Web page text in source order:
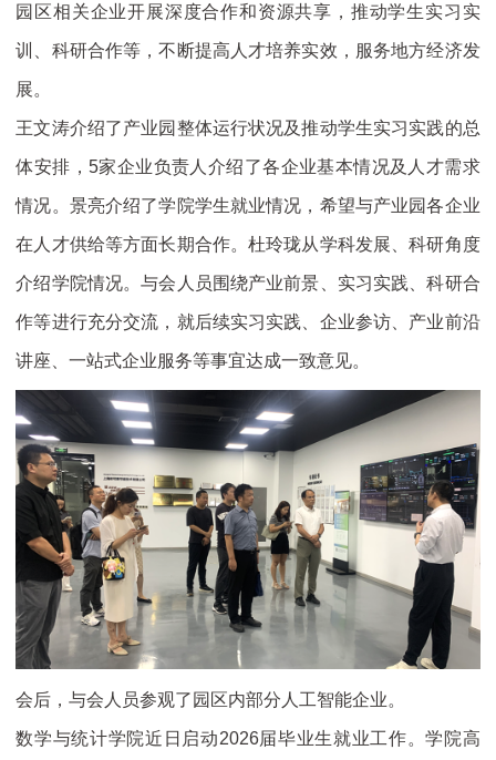
园区相关企业开展深度合作和资源共享，推动学生实习实
训、科研合作等，不断提高人才培养实效，服务地方经济发
展。
王文涛介绍了产业园整体运行状况及推动学生实习实践的总
体安排，5家企业负责人介绍了各企业基本情况及人才需求
情况。景亮介绍了学院学生就业情况，希望与产业园各企业
在人才供给等方面长期合作。杜玲珑从学科发展、科研角度
介绍学院情况。与会人员围绕产业前景、实习实践、科研合
作等进行充分交流，就后续实习实践、企业参访、产业前沿
讲座、一站式企业服务等事宜达成一致意见。
会后，与会人员参观了园区内部分人工智能企业。
数学与统计学院近日启动2026届毕业生就业工作。学院高